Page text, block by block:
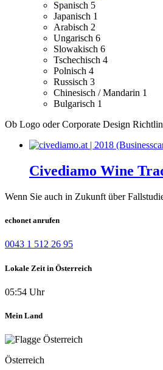
Spanisch 5
Japanisch 1
Arabisch 2
Ungarisch 6
Slowakisch 6
Tschechisch 4
Polnisch 4
Russisch 3
Chinesisch / Mandarin 1
Bulgarisch 1
Ob Logo oder Corporate Design
Civediamo Wine
Wenn Sie auch in Zukunft über
echonet anrufen
0043 1 512 26 95
Lokale Zeit in Österreich
05:54 Uhr
Mein Land
Österreich